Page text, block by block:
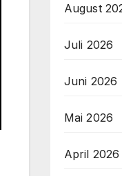
August
Juli 2026
Juni 2026
Mai 2026
April 2026